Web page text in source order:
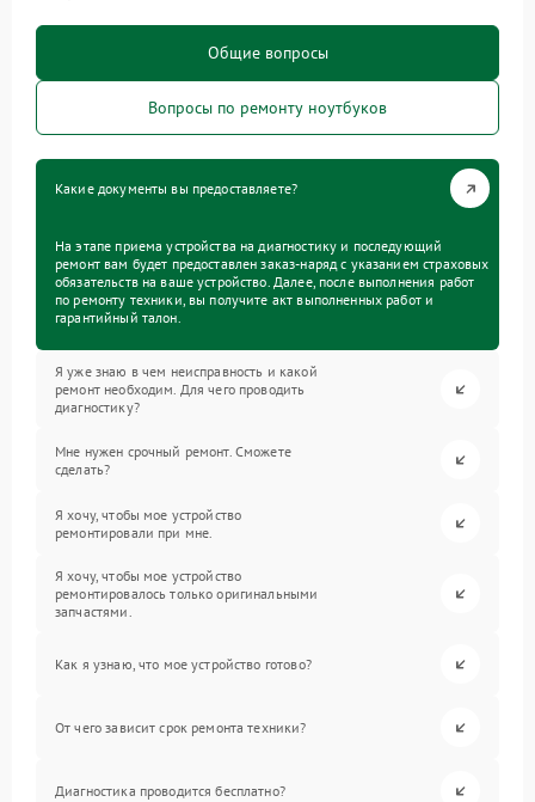
Общие вопросы
Вопросы по ремонту ноутбуков
Какие документы вы предоставляете?
На этапе приема устройства на диагностику и последующий
ремонт вам будет предоставлен заказ-наряд с указанием страховых
обязательств на ваше устройство. Далее, после выполнения работ
по ремонту техники, вы получите акт выполненных работ и
гарантийный талон.
Я уже знаю в чем неисправность и какой
ремонт необходим. Для чего проводить
диагностику?
Мне нужен срочный ремонт. Сможете
сделать?
Я хочу, чтобы мое устройство
ремонтировали при мне.
Я хочу, чтобы мое устройство
ремонтировалось только оригинальными
запчастями.
Как я узнаю, что мое устройство готово?
От чего зависит срок ремонта техники?
Диагностика проводится бесплатно?